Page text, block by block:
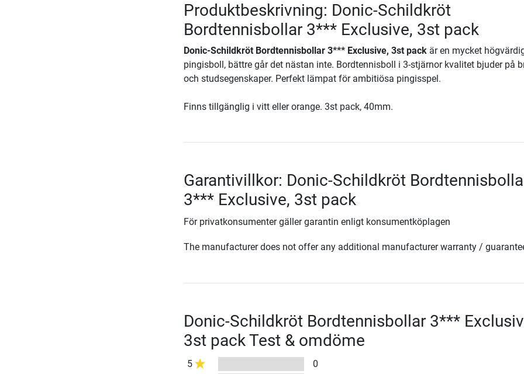
Produktbeskrivning: Donic-Schildkröt
Bordtennisbollar 3*** Exclusive, 3st pack
Donic-Schildkröt Bordtennisbollar 3*** Exclusive, 3st packär en mycket
pingisboll, bättre går det nästan inte. Bordtennisboll i 3-stjärnor kvalitet bjuder på
och studsegenskaper. Perfekt lämpat för ambitiösa pingisspel.
Finns tillgänglig i vitt eller orange. 3st pack, 40mm.
Garantivillkor: Donic-Schildkröt
3*** Exclusive, 3st pack
För privatkonsumenter gäller garantin enligt konsumentköplagen
The manufacturer does not offer any additional manufacturer warranty /
Donic-Schildkröt Bordtennisbollar 3***
3st pack Test & omdöme
5
0